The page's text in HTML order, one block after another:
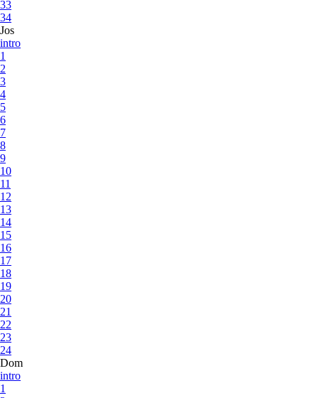
33
34
Jos
intro
1
2
3
4
5
6
7
8
9
10
11
12
13
14
15
16
17
18
19
20
21
22
23
24
Dom
intro
1